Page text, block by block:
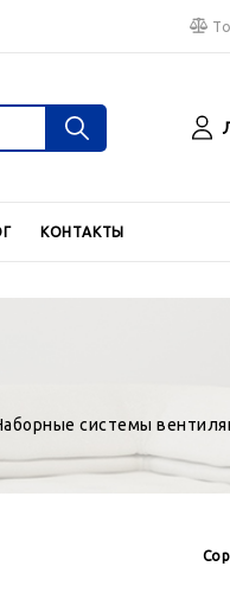
КОНТАКТЫ
системы